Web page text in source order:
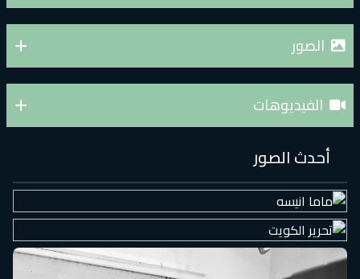
الصور
الفيديوهات
أحدث الصور